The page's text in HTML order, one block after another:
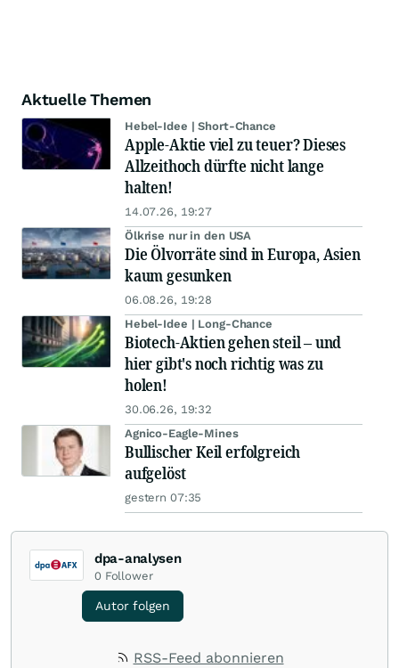
Aktuelle Themen
Hebel-Idee | Short-Chance
Apple-Aktie viel zu teuer? Dieses
Allzeithoch dürfte nicht lange
halten!
14.07.26, 19:27
Ölkrise nur in den USA
Die Ölvorräte sind in Europa, Asien
kaum gesunken
06.08.26, 19:28
Hebel-Idee | Long-Chance
Biotech-Aktien gehen steil – und
hier gibt's noch richtig was zu
holen!
30.06.26, 19:32
Agnico-Eagle-Mines
Bullischer Keil erfolgreich
aufgelöst
gestern 07:35
dpa-analysen
0 Follower
Autor folgen
RSS-Feed abonnieren